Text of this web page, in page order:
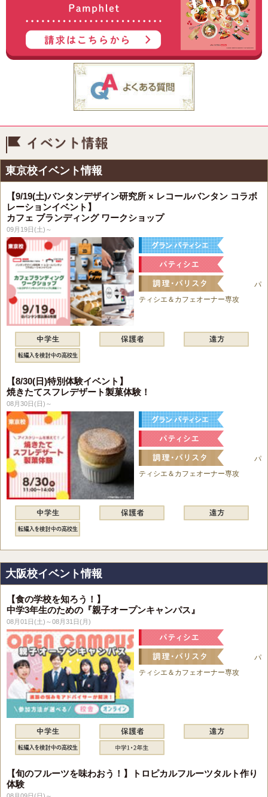
東京校イベント情報
【9/19(土)バンタンデザイン研究所 × レコールバンタン コラボ
レーションイベント】
カフェ ブランディング ワークショップ
09月19日(土)～
パ
ティシエ＆カフェオーナー専攻
【8/30(日)特別体験イベント】
焼きたてスフレデザート製菓体験！
08月30日(日)～
パ
ティシエ＆カフェオーナー専攻
大阪校イベント情報
【食の学校を知ろう！】
中学3年生のための『親子オープンキャンパス』
08月01日(土)～08月31日(月)
パ
ティシエ＆カフェオーナー専攻
【旬のフルーツを味わおう！】トロピカルフルーツタルト作り
体験